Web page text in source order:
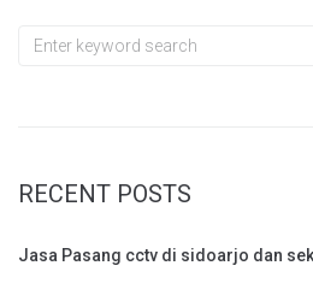
Search
RECENT POSTS
Jasa Pasang cctv di sidoarjo dan